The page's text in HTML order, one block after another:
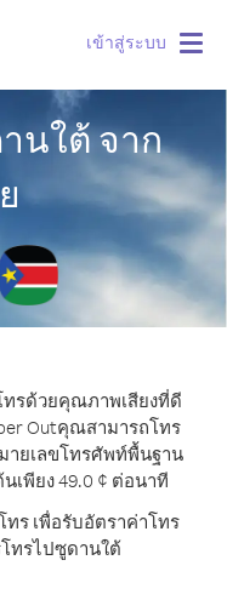
เข้าสู่ระบบ
นใต้ จาก
รด้วยคุณภาพเสียงที่ดี
Outคุณสามารถโทร
ายเลขโทรศัพท์พื้นฐาน
เพียง 49.0 ¢ ต่อนาที
ร เพื่อรับอัตราค่าโทร
ทรไปซูดานใต้